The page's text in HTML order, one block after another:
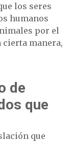
los seres
humanos
por el
cierta manera,
de
que
que